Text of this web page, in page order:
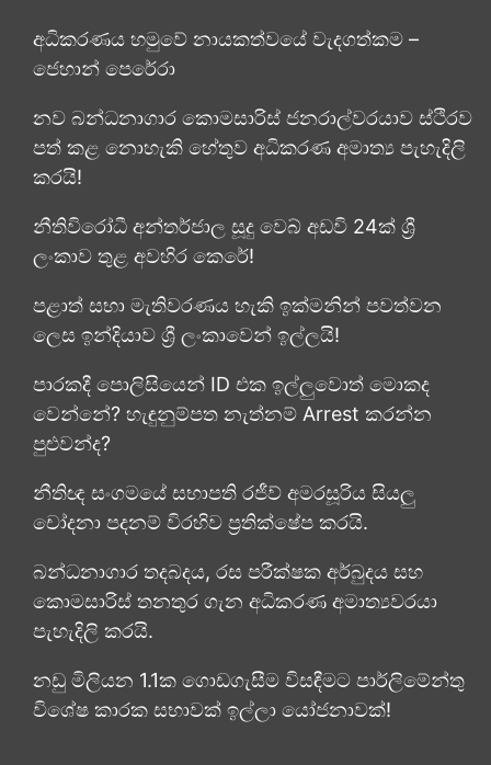
අධිකරණය හමුවේ නායකත්වයේ වැදගත්කම –
ජෙහාන් පෙරේරා
නව බන්ධනාගාර කොමසාරිස් ජනරාල්වරයාව ස්ථිරව
පත් කළ නොහැකි හේතුව අධිකරණ අමාත්‍ය පැහැදිලි
කරයි!
නීතිවිරෝධී අන්තර්ජාල සූදු වෙබ් අඩවි 24ක් ශ්‍රී
ලංකාව තුළ අවහිර කෙරේ!
පළාත් සභා මැතිවරණය හැකි ඉක්මනින් පවත්වන
ලෙස ඉන්දියාව ශ්‍රී ලංකාවෙන් ඉල්ලයි!
පාරකදී පොලිසියෙන් ID එක ඉල්ලුවොත් මොකද
වෙන්නේ? හැඳුනුම්පත නැත්නම් Arrest කරන්න
පුළුවන්ද?
නීතිඥ සංගමයේ සභාපති රජීව් අමරසූරිය සියලු
චෝදනා පදනම් විරහිව ප්‍රතික්ෂේප කරයි.
බන්ධනාගාර තදබදය, රස පරීක්ෂක අර්බුදය සහ
කොමසාරිස් තනතුර ගැන අධිකරණ අමාත්‍යවරයා
පැහැදිලි කරයි.
නඩු මිලියන 1.1ක ගොඩගැසීම විසඳීමට පාර්ලිමේන්තු
විශේෂ කාරක සභාවක් ඉල්ලා යෝජනාවක්!